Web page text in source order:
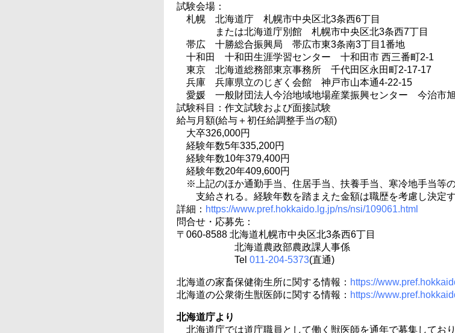
試験会場：
札幌 北海道庁 札幌市中央区北3条西6丁目
または北海道庁別館 札幌市中央区北3条西7丁目
帯広 十勝総合振興局 帯広市東3条南3丁目1番地
十和田 十和田生涯学習センター 十和田市 西三番町2-1
東京 北海道総務部東京事務所 千代田区永田町2-17-17
兵庫 兵庫県立のじぎく会館 神戸市山本通4-22-15
愛媛 一般財団法人今治地域地場産業振興センター 今治市
試験科目：作文試験および面接試験
給与月額(給与＋初任給調整手当の額)
大卒326,000円
経験年数5年335,200円
経験年数10年379,400円
経験年数20年409,600円
※上記のほか通勤手当、住居手当、扶養手当、寒冷地手当等
支給される。経験年数を踏まえた金額は職歴を考慮し決定
詳細： https://www.pref.hokkaido.lg.jp/ns/nsi/109061.html
問合せ・応募先：
〒060-8588 北海道札幌市中央区北3条西6丁目
北海道農政部農政課人事係
Tel 011-204-5373(直通)
北海道の家畜保健衛生所に関する情報： https://
北海道の公衆衛生獣医師に関する情報： https://
北海道庁より
北海道庁では道庁職員として働く獣医師を通年で募集してお